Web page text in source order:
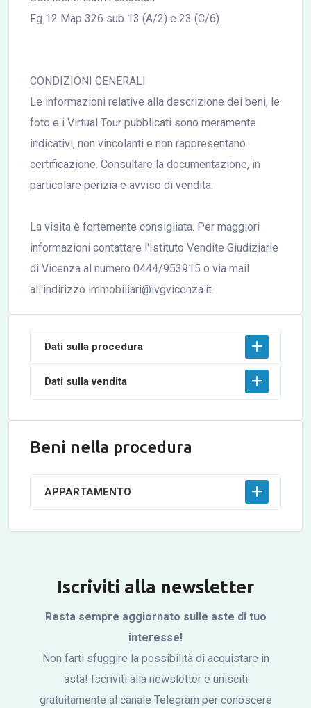
Fg 12 Map 326 sub 13 (A/2) e 23 (C/6)
CONDIZIONI GENERALI
Le informazioni relative alla descrizione dei beni, le
foto e i Virtual Tour pubblicati sono meramente
indicativi, non vincolanti e non rappresentano
certificazione. Consultare la documentazione, in
particolare perizia e avviso di vendita.
La visita è fortemente consigliata. Per maggiori
informazioni contattare l'Istituto Vendite Giudiziarie
di Vicenza al numero 0444/953915 o via mail
all'indirizzo immobiliari@ivgvicenza.it.
Dati sulla procedura
Dati sulla vendita
Beni nella procedura
APPARTAMENTO
Iscriviti alla newsletter
Resta sempre aggiornato sulle aste di tuo
interesse!
Non farti sfuggire la possibilità di acquistare in
asta! Iscriviti alla newsletter e unisciti
gratuitamente al canale Telegram per conoscere